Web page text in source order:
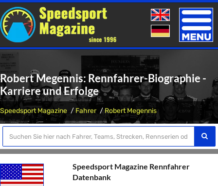
Toggle
Robert Megennis: Rennfahrer-Biographie -
Karriere und Erfolge
Speedsport Magazine Fahrer Robert Megennis
Speedsport Magazine Rennfahrer
Datenbank